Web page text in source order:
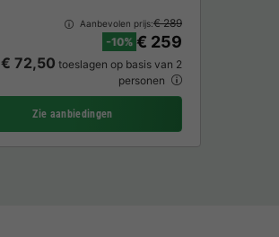
Magnetron Oven
Aanbevolen prijs:€ 289
-10% € 259
€ 72,50 toeslagen op basis van 2
personen
Zie aanbiedingen